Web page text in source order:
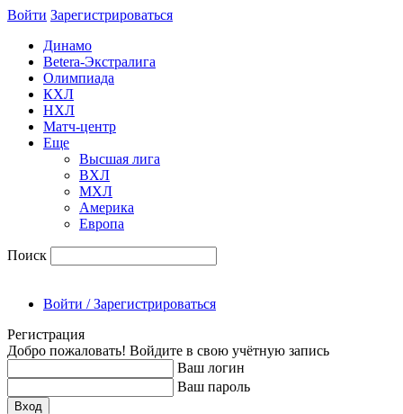
Войти Зарегиcтрироваться
Динамо
Betera-Экстралига
Олимпиада
КХЛ
НХЛ
Матч-центр
Еще
Высшая лига
ВХЛ
МХЛ
Америка
Европа
Поиск
Войти / Зарегистрироваться
Регистрация
Добро пожаловать! Войдите в свою учётную запись
Ваш логин
Ваш пароль